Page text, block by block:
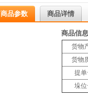
商品参数 商品详情
商品信
货物
货物
提
垛